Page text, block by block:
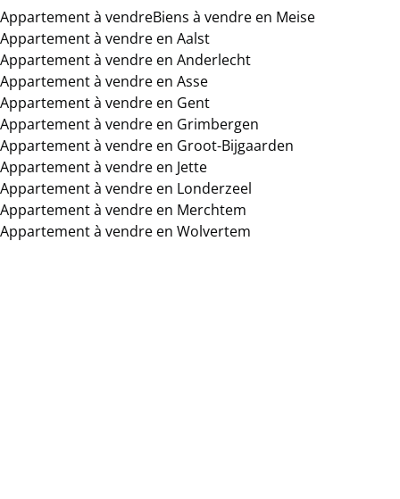
Appartement à vendreBiens à vendre en Meise
Appartement à vendre en Aalst
Appartement à vendre en Anderlecht
Appartement à vendre en Asse
Appartement à vendre en Gent
Appartement à vendre en Grimbergen
Appartement à vendre en Groot-Bijgaarden
Appartement à vendre en Jette
Appartement à vendre en Londerzeel
Appartement à vendre en Merchtem
Appartement à vendre en Wolvertem